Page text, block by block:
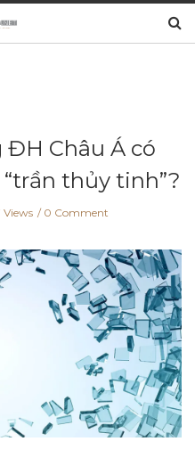
Châu Á có
thủy tinh”?
Views 0 Comment